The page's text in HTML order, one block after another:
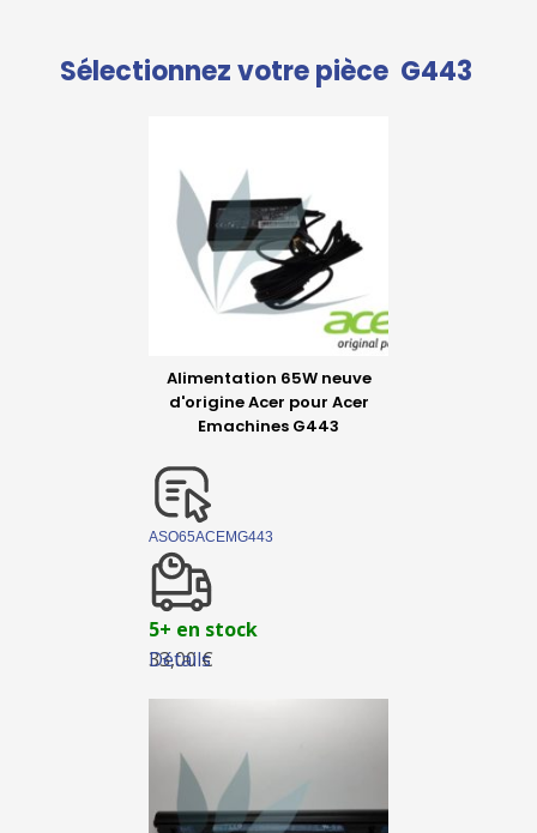
Sélectionnez votre pièce G443
Détails
Alimentation 65W neuve
d'origine Acer pour Acer
Emachines G443
ASO65ACEMG443
5+ en stock
33,00 €